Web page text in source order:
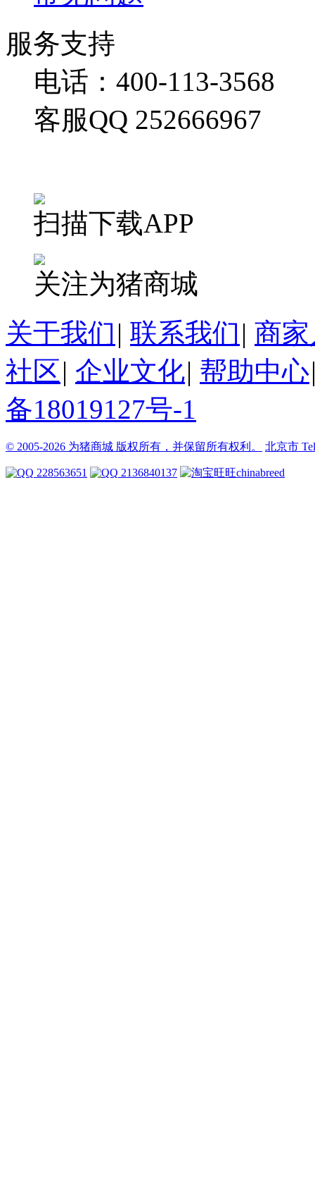
服务支持
电话：400-113-3568
客服QQ 252666967
扫描下载APP
关注为猪商城
关于我们 | 联系我们 | 商
社区| 企业文化| 帮助中心
备18019127号-1
© 2005-2026 为猪商城 版权所有，并保留所有权利。 北京市
228563651 2136840137 chinabreed